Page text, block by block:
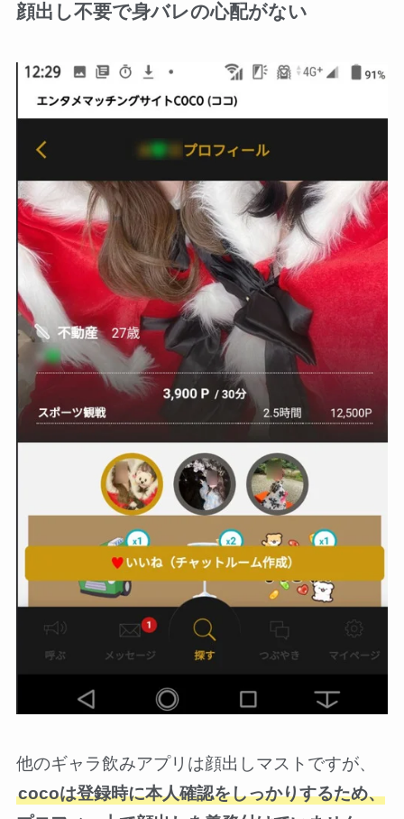
顔出し不要で身バレの心配がない
他のギャラ飲みアプリは顔出しマストですが、
cocoは登録時に本人確認をしっかりするため、